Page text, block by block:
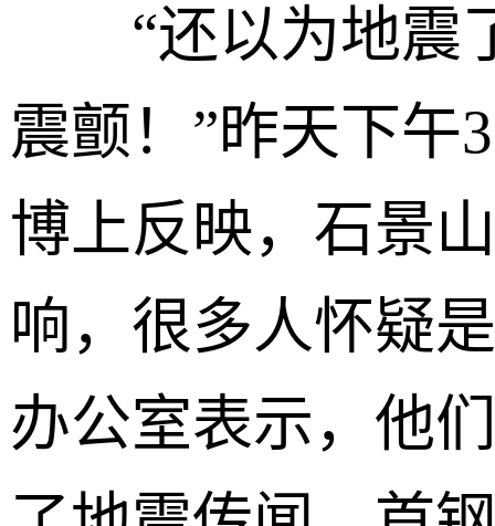
“还以为地震
震颤！”昨天下午
博上反映，石景
响，很多人怀疑
办公室表示，他